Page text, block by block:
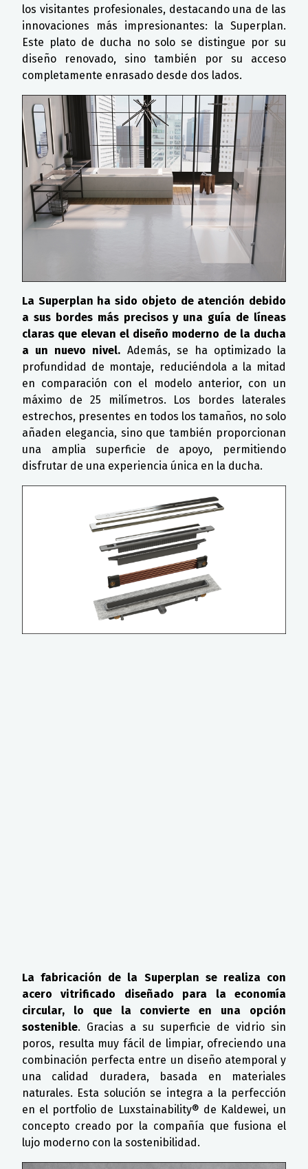
los visitantes profesionales, destacando una de las
innovaciones más impresionantes: la Superplan.
Este plato de ducha no solo se distingue por su
diseño renovado, sino también por su acceso
completamente enrasado desde dos lados.
La Superplan ha sido objeto de atención debido
a sus bordes más precisos y una guía de líneas
claras que elevan el diseño moderno de la ducha
a un nuevo nivel. Además, se ha optimizado la
profundidad de montaje, reduciéndola a la mitad
en comparación con el modelo anterior, con un
máximo de 25 milímetros. Los bordes laterales
estrechos, presentes en todos los tamaños, no solo
añaden elegancia, sino que también proporcionan
una amplia superficie de apoyo, permitiendo
disfrutar de una experiencia única en la ducha.
La fabricación de la Superplan se realiza con
acero vitrificado diseñado para la economía
circular, lo que la convierte en una opción
sostenible. Gracias a su superficie de vidrio sin
poros, resulta muy fácil de limpiar, ofreciendo una
combinación perfecta entre un diseño atemporal y
una calidad duradera, basada en materiales
naturales. Esta solución se integra a la perfección
en el portfolio de Luxstainability® de Kaldewei, un
concepto creado por la compañía que fusiona el
lujo moderno con la sostenibilidad.